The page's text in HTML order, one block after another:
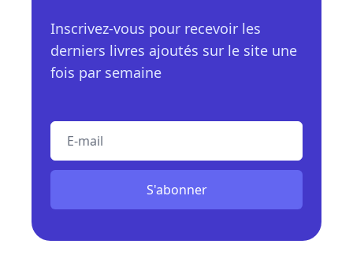
Inscrivez-vous pour recevoir les
derniers livres ajoutés sur le site une
fois par semaine
S'abonner